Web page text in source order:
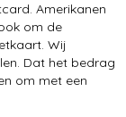
Amerikanen
om de
Wij
Dat het bedrag
om met een